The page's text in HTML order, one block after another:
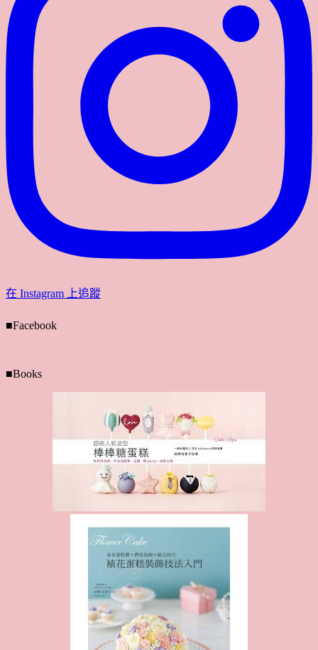
在 Instagram 上追蹤
■Facebook
■Books